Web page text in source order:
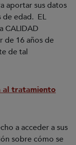
aportar sus datos
de edad. EL
CALIDAD
de 16 años de
de tal
al tratamiento
a acceder a sus
sobre cómo se